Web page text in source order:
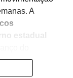
A
estadual